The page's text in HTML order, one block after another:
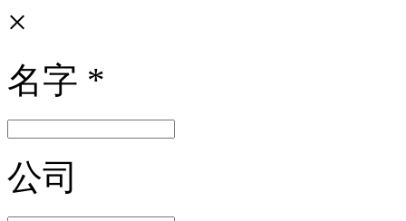
×
名字 *
公司